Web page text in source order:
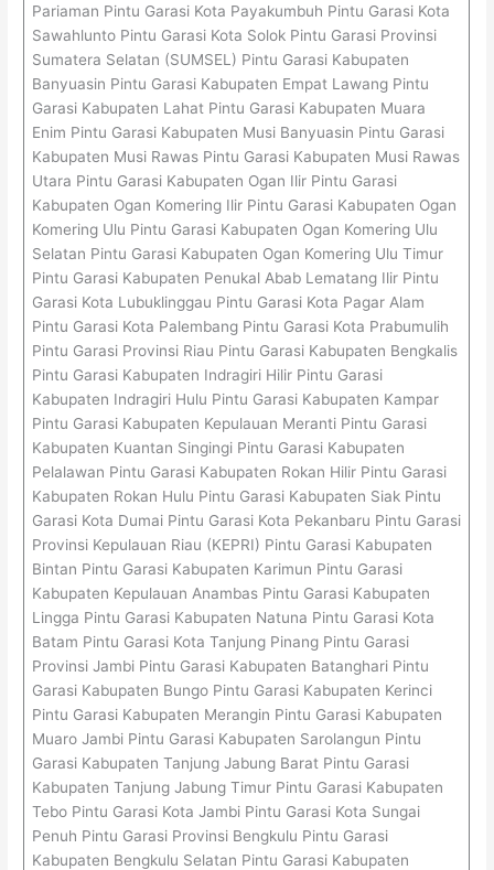
Pariaman Pintu Garasi Kota Payakumbuh Pintu Garasi Kota
Sawahlunto Pintu Garasi Kota Solok Pintu Garasi Provinsi
Sumatera Selatan (SUMSEL) Pintu Garasi Kabupaten
Banyuasin Pintu Garasi Kabupaten Empat Lawang Pintu
Garasi Kabupaten Lahat Pintu Garasi Kabupaten Muara
Enim Pintu Garasi Kabupaten Musi Banyuasin Pintu Garasi
Kabupaten Musi Rawas Pintu Garasi Kabupaten Musi Rawas
Utara Pintu Garasi Kabupaten Ogan Ilir Pintu Garasi
Kabupaten Ogan Komering Ilir Pintu Garasi Kabupaten Ogan
Komering Ulu Pintu Garasi Kabupaten Ogan Komering Ulu
Selatan Pintu Garasi Kabupaten Ogan Komering Ulu Timur
Pintu Garasi Kabupaten Penukal Abab Lematang Ilir Pintu
Garasi Kota Lubuklinggau Pintu Garasi Kota Pagar Alam
Pintu Garasi Kota Palembang Pintu Garasi Kota Prabumulih
Pintu Garasi Provinsi Riau Pintu Garasi Kabupaten Bengkalis
Pintu Garasi Kabupaten Indragiri Hilir Pintu Garasi
Kabupaten Indragiri Hulu Pintu Garasi Kabupaten Kampar
Pintu Garasi Kabupaten Kepulauan Meranti Pintu Garasi
Kabupaten Kuantan Singingi Pintu Garasi Kabupaten
Pelalawan Pintu Garasi Kabupaten Rokan Hilir Pintu Garasi
Kabupaten Rokan Hulu Pintu Garasi Kabupaten Siak Pintu
Garasi Kota Dumai Pintu Garasi Kota Pekanbaru Pintu Garasi
Provinsi Kepulauan Riau (KEPRI) Pintu Garasi Kabupaten
Bintan Pintu Garasi Kabupaten Karimun Pintu Garasi
Kabupaten Kepulauan Anambas Pintu Garasi Kabupaten
Lingga Pintu Garasi Kabupaten Natuna Pintu Garasi Kota
Batam Pintu Garasi Kota Tanjung Pinang Pintu Garasi
Provinsi Jambi Pintu Garasi Kabupaten Batanghari Pintu
Garasi Kabupaten Bungo Pintu Garasi Kabupaten Kerinci
Pintu Garasi Kabupaten Merangin Pintu Garasi Kabupaten
Muaro Jambi Pintu Garasi Kabupaten Sarolangun Pintu
Garasi Kabupaten Tanjung Jabung Barat Pintu Garasi
Kabupaten Tanjung Jabung Timur Pintu Garasi Kabupaten
Tebo Pintu Garasi Kota Jambi Pintu Garasi Kota Sungai
Penuh Pintu Garasi Provinsi Bengkulu Pintu Garasi
Kabupaten Bengkulu Selatan Pintu Garasi Kabupaten